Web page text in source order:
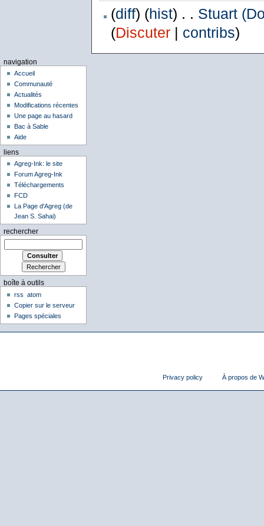
(diff) (hist) . . Stuart
(Discuter| contribs)
navigation
Accueil
Communauté
Actualités
Modifications récentes
Une page au hasard
Bac à Sable
Aide
liens
Agreg-Ink: le site
Forum Agreg-Ink
Téléchargements
FCD
La Page d'Agreg (de
Jean S. Sahai)
rechercher
boîte à outils
rss
atom
Copier sur le serveur
Pages spéciales
Privacy policy À propos de